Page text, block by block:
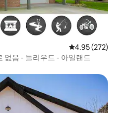
평점 4.95점(5
4.95 (272)
없음 - 돌리우드 - 아일랜드